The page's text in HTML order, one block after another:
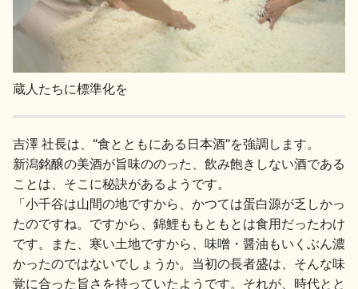
蔵人たちに標準化を
吉澤 社長は、“食とともにある日本酒”を強調します。
新潟銘醸の美酒が旨味ののった、飲み飽きしない酒である
ことは、そこに秘訣があるようです。
「小千谷は山間の地ですから、かつては蛋白源が乏しかっ
たのですね。ですから、錦鯉ももともとは食用だったわけ
です。また、寒い土地ですから、味噌・醤油もいくぶん濃
かったのではないでしょうか。当初の長者盛は、そんな味
覚に合った旨さを持っていたようです。それが、時代とと